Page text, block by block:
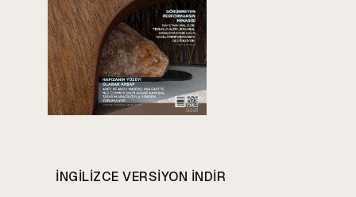
INGILIZCE VERSIYON INDIR